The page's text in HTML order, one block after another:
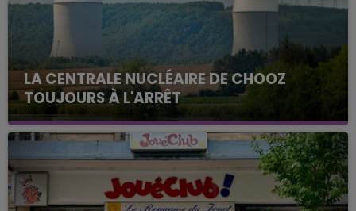
LA CENTRALE NUCLÉAIRE DE CHOOZ
TOUJOURS À L'ARRÊT
Cela fait déjà une semaine que la centrale
nucléaire ardennaise est à l'arrêt. Une situation
justifiée par la sécheresse intense qui est toujours
présente.